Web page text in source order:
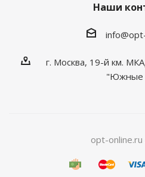
Наши
г. Москва, 19-й км.
"Южные
opt-